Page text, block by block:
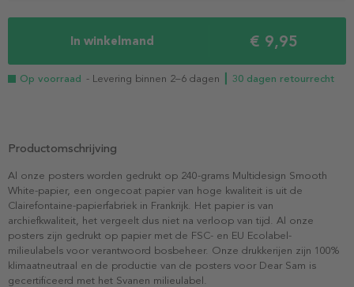
In winkelmand € 9,95
Op voorraad - Levering binnen 2–6 dagen ┃ 30 dagen retourrecht
Productomschrijving
Al onze posters worden gedrukt op 240-grams Multidesign Smooth
White-papier, een ongecoat papier van hoge kwaliteit is uit de
Clairefontaine-papierfabriek in Frankrijk. Het papier is van
archiefkwaliteit, het vergeelt dus niet na verloop van tijd. Al onze
posters zijn gedrukt op papier met de FSC- en EU Ecolabel-
milieulabels voor verantwoord bosbeheer. Onze drukkerijen zijn 100%
klimaatneutraal en de productie van de posters voor Dear Sam is
gecertificeerd met het Svanen milieulabel.